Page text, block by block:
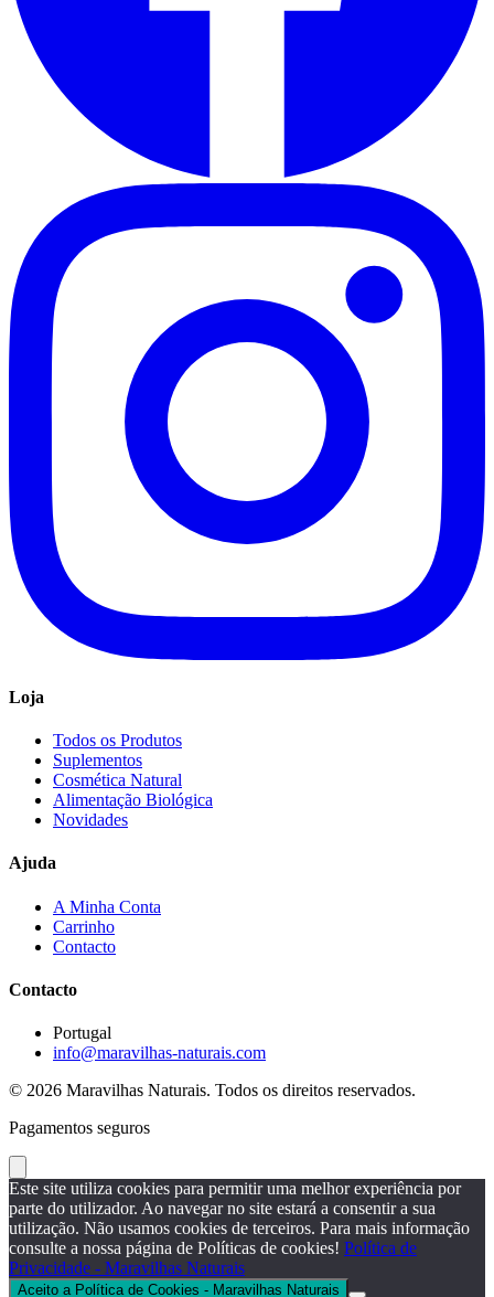
Loja
Todos os Produtos
Suplementos
Cosmética Natural
Alimentação Biológica
Novidades
Ajuda
A Minha Conta
Carrinho
Contacto
Contacto
Portugal
info@maravilhas-naturais.com
© 2026 Maravilhas Naturais. Todos os direitos reservados.
Pagamentos seguros
Este site utiliza cookies para permitir uma melhor experiência por
parte do utilizador. Ao navegar no site estará a consentir a sua
utilização. Não usamos cookies de terceiros. Para mais informação
consulte a nossa página de Políticas de cookies! Política de
Privacidade - Maravilhas Naturais
Aceito a Política de Cookies - Maravilhas Naturais